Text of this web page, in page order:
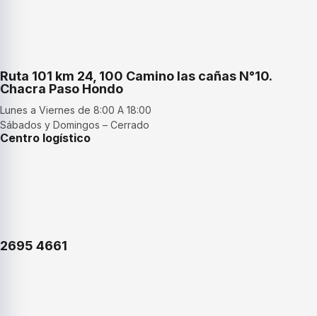
Ruta 101 km 24, 100 Camino las cañas N°10.
Chacra Paso Hondo
Lunes a Viernes de 8:00 A 18:00
Sábados y Domingos – Cerrado
Centro logístico
2695 4661